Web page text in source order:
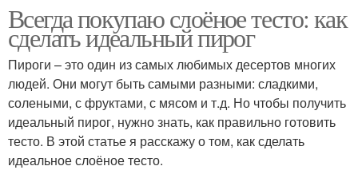
Всегда покупаю слоёное тесто: как
сделать идеальный пирог
Пироги – это один из самых любимых десертов многих
людей. Они могут быть самыми разными: сладкими,
солеными, с фруктами, с мясом и т.д. Но чтобы получить
идеальный пирог, нужно знать, как правильно готовить
тесто. В этой статье я расскажу о том, как сделать
идеальное слоёное тесто.